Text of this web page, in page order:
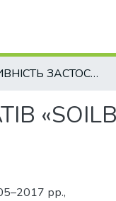
ЕФЕКТИВНІСТЬ ЗАСТОСУВАННЯ ПРЕПАРАТІВ «SOILBIOTICS» НА ПШЕНИЦІ ОЗИМІЙ
рр.,